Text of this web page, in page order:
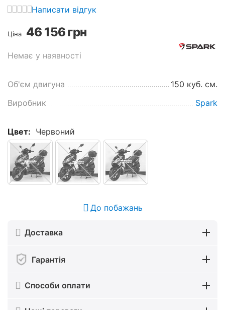
Написати відгук
Ціна 46 156грн
Немає у наявності
Об'єм двигуна
150 куб. см.
Виробник
Spark
Цвет: Червоний
До побажань
Доставка
Гарантія
Способи оплати